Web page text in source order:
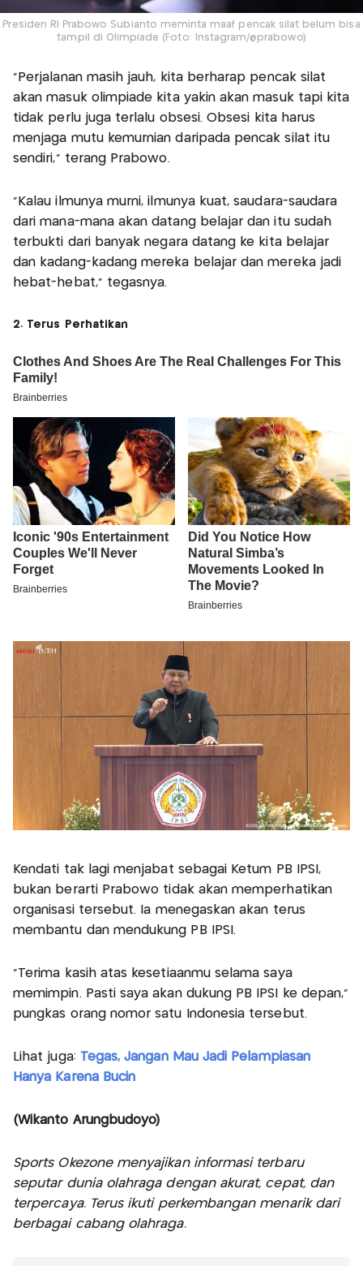
Presiden RI Prabowo Subianto meminta maaf pencak silat belum bisa
tampil di Olimpiade (Foto: Instagram/@prabowo)
"Perjalanan masih jauh, kita berharap pencak silat
akan masuk olimpiade kita yakin akan masuk tapi kita
tidak perlu juga terlalu obsesi. Obsesi kita harus
menjaga mutu kemurnian daripada pencak silat itu
sendiri," terang Prabowo.
"Kalau ilmunya murni, ilmunya kuat, saudara-saudara
dari mana-mana akan datang belajar dan itu sudah
terbukti dari banyak negara datang ke kita belajar
dan kadang-kadang mereka belajar dan mereka jadi
hebat-hebat,” tegasnya.
2. Terus Perhatikan
Kendati tak lagi menjabat sebagai Ketum PB IPSI,
bukan berarti Prabowo tidak akan memperhatikan
organisasi tersebut. Ia menegaskan akan terus
membantu dan mendukung PB IPSI.
"Terima kasih atas kesetiaanmu selama saya
memimpin. Pasti saya akan dukung PB IPSI ke depan,"
pungkas orang nomor satu Indonesia tersebut.
Lihat juga: Tegas, Jangan Mau Jadi Pelampiasan
Hanya Karena Bucin
(Wikanto Arungbudoyo)
Sports Okezone menyajikan informasi terbaru
seputar dunia olahraga dengan akurat, cepat, dan
terpercaya. Terus ikuti perkembangan menarik dari
berbagai cabang olahraga.